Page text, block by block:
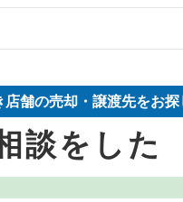
覧
店舗の売却・譲渡先をお探
談をした